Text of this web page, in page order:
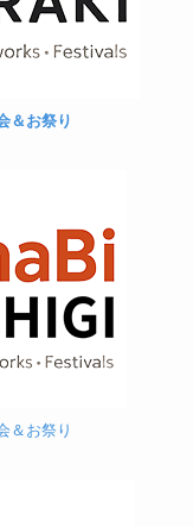
＆お祭り
＆お祭り